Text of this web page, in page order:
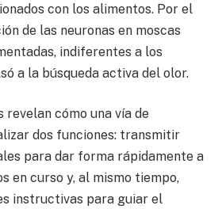
con los alimentos. Por el
de las neuronas en moscas
indiferentes a los
a la búsqueda activa del olor.
revelan cómo una vía de
dos funciones: transmitir
para dar forma rápidamente a
en curso y, al mismo tiempo,
instructivas para guiar el